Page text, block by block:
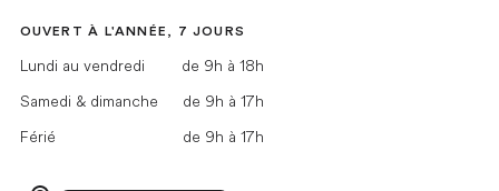
OUVERT À L'ANNÉE, 7 JOURS
Lundi au vendredi
de 9h à 18h
Samedi & dimanche
de 9h à 17h
Férié
de 9h à 17h